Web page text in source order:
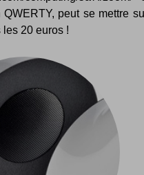
peut se mettre
20 euros !